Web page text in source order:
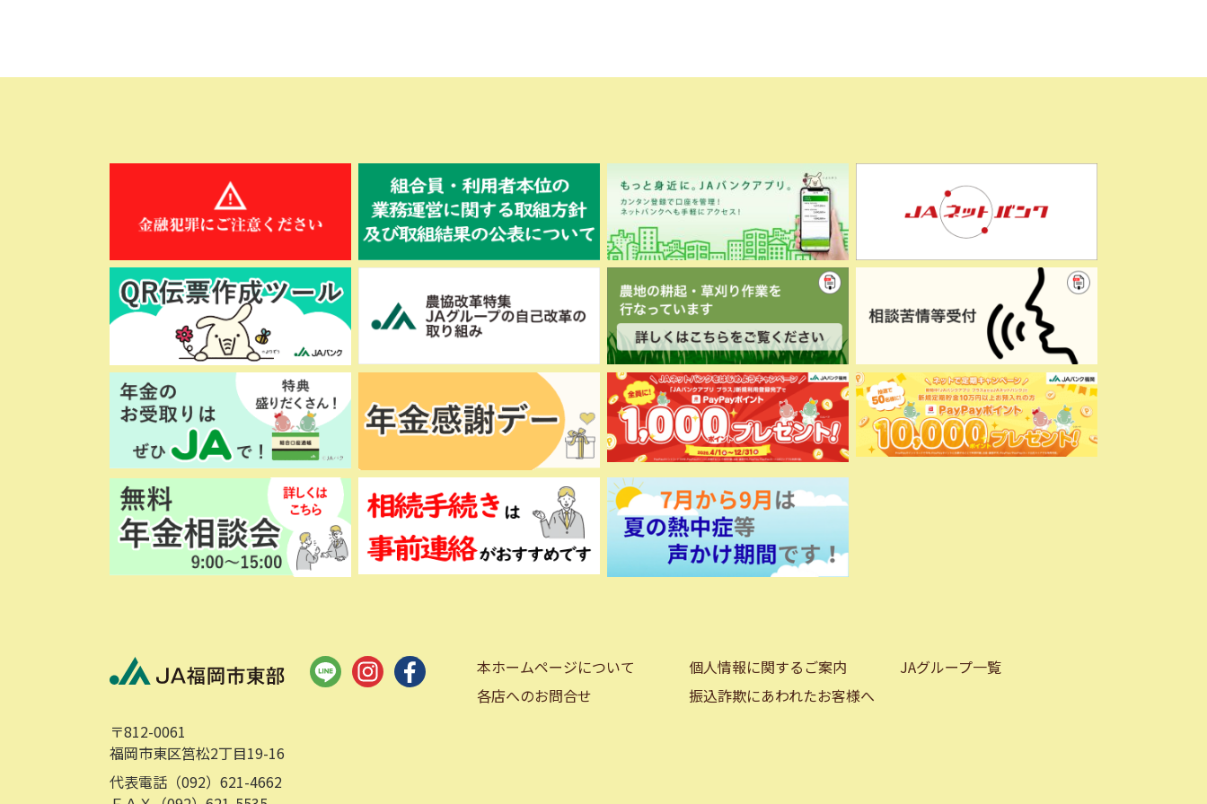
〒812-0061
福岡市東区筥松2丁目19-16
代表電話（092）621-4662
本ホームページについて 個人情報に関するご案内
JAグループ一覧
各店へのお問合せ
振込詐欺にあわれたお客様へ